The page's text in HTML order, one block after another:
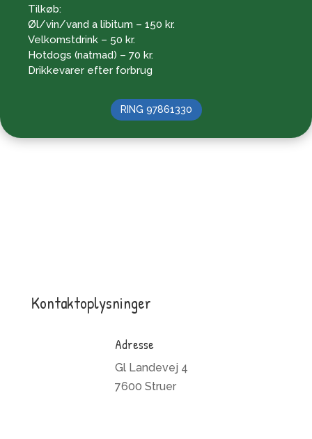
Tilkøb:
Øl/vin/vand a libitum – 150 kr.
Velkomstdrink – 50 kr.
Hotdogs (natmad) – 70 kr.
Drikkevarer efter forbrug
RING 97861330
Kontaktoplysninger
Adresse
Gl Landevej 4
7600 Struer